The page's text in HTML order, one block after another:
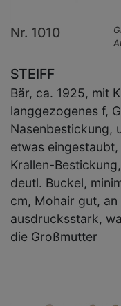
Nr. 1010
STEIFF
Bär, ca. 1925, mit
langgezogenes f,
Nasenbestickung,
etwas
Krallen-
deutl. Buckel,
cm, Mohair gut,
ausdrucksstark,
die Großmutter